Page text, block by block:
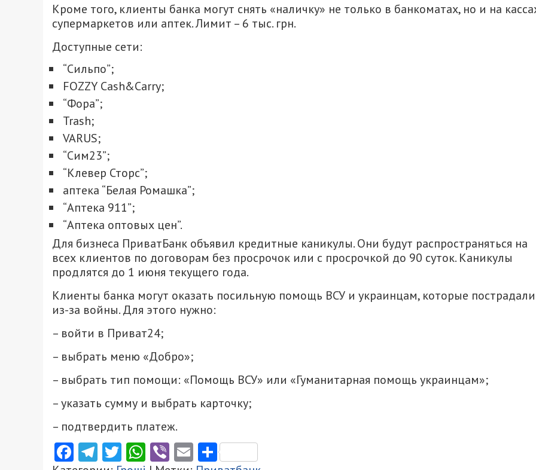
Кроме того, клиенты банка могут снять «наличку» не только в банкоматах, но и на
супермаркетов или аптек. Лимит – 6 тыс. грн.
Доступные сети:
“Сильпо”;
FOZZY Cash&Carry;
“Фора”;
Trash;
VARUS;
“Сим23”;
“Клевер Сторс”;
аптека “Белая Ромашка”;
“Аптека 911”;
“Аптека оптовых цен”.
Для бизнеса ПриватБанк объявил кредитные каникулы. Они будут распространяться на
всех клиентов по договорам без просрочок или с просрочкой до 90 суток. Каникулы
продлятся до 1 июня текущего года.
Клиенты банка могут оказать посильную помощь ВСУ и украинцам, которые пострадали
из-за войны. Для этого нужно:
– войти в Приват24;
– выбрать меню «Добро»;
– выбрать тип помощи: «Помощь ВСУ» или «Гуманитарная помощь украинцам»;
– указать сумму и выбрать карточку;
– подтвердить платеж.
Facebook
Telegram
Twitter
WhatsApp
ViberEmailПоділитися